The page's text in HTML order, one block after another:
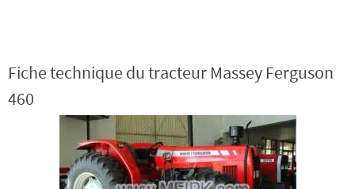
Fiche technique du tracteur Massey Ferguson
460